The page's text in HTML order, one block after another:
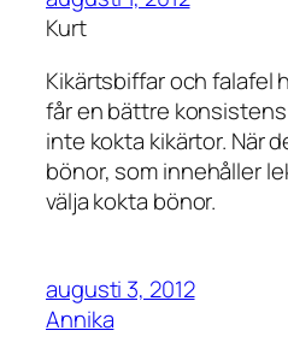
Kurt
Kikärtsbiffar och falafel
får en bättre
inte kokta kikärtor. När
bönor, som innehåller
välja kokta bönor.
augusti 3, 2012
Annika